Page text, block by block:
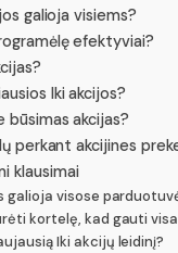
galioja visiems?
efektyviai?
Iki akcijos?
būsimas akcijas?
perkant akcijines
klausimai
galioja visose
kortelę, kad gauti
Iki akcijų leidinį?